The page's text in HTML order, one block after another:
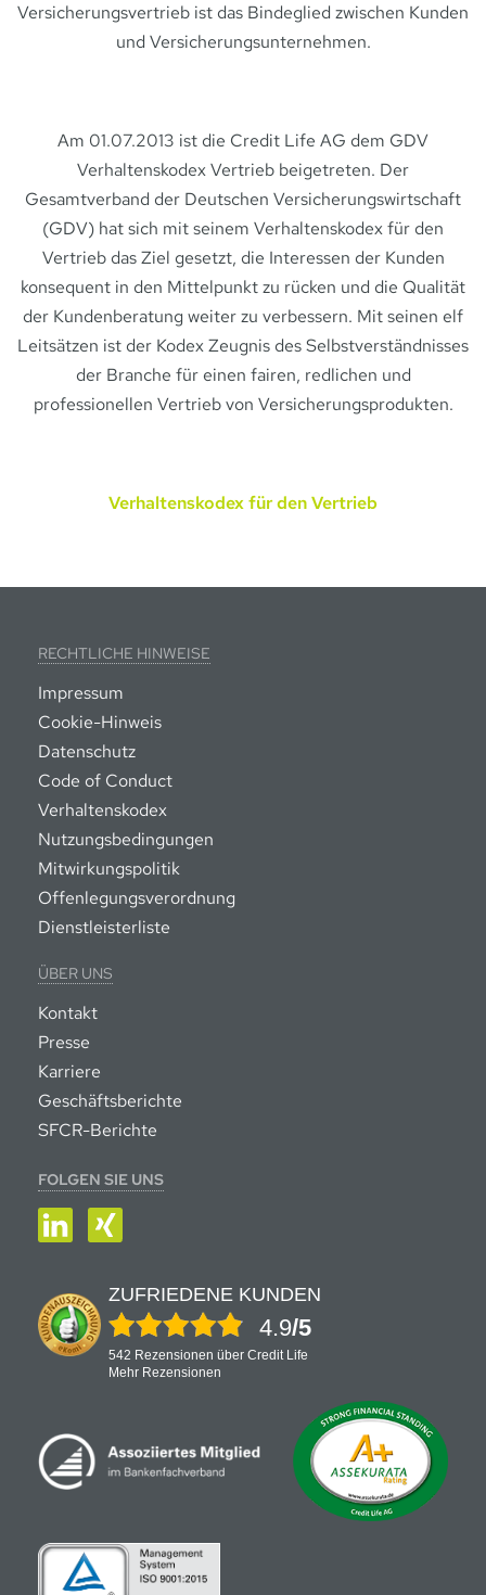
Versicherungsvertrieb ist das Bindeglied zwischen Kunden
und Versicherungsunternehmen.
Am 01.07.2013 ist die Credit Life AG dem GDV
Verhaltenskodex Vertrieb beigetreten. Der
Gesamtverband der Deutschen Versicherungswirtschaft
(GDV) hat sich mit seinem Verhaltenskodex für den
Vertrieb das Ziel gesetzt, die Interessen der Kunden
konsequent in den Mittelpunkt zu rücken und die Qualität
der Kundenberatung weiter zu verbessern. Mit seinen elf
Leitsätzen ist der Kodex Zeugnis des Selbstverständnisses
der Branche für einen fairen, redlichen und
professionellen Vertrieb von Versicherungsprodukten.
Verhaltenskodex für den Vertrieb
RECHTLICHE HINWEISE
Impressum
Cookie-Hinweis
Datenschutz
Code of Conduct
Verhaltenskodex
Nutzungsbedingungen
Mitwirkungspolitik
Offenlegungsverordnung
Dienstleisterliste
ÜBER UNS
Kontakt
Presse
Karriere
Geschäftsberichte
SFCR-Berichte
FOLGEN SIE UNS
LinkedIn
XING
ZUFRIEDENE KUNDEN
4.9/5
542 Rezensionen über Credit Life
Mehr Rezensionen